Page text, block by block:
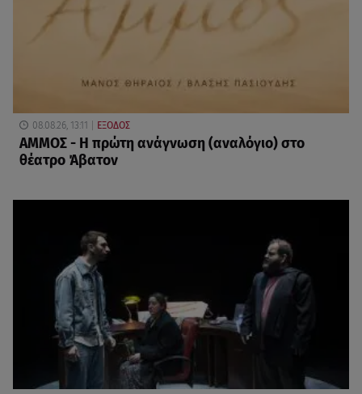
08.08.26, 13:11 ΕΞΟΔΟΣ
ΑΜΜΟΣ - Η πρώτη ανάγνωση (αναλόγιο) στο
θέατρο Άβατον